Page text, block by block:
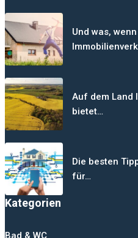
Und was,
Auf dem Land
bietet…
Die besten
für…
Kategorien
Bad & WC